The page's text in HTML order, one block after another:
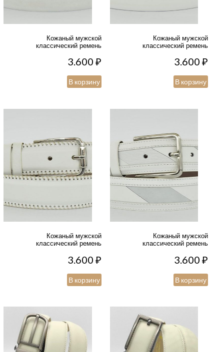
Кожаный мужской
классический ремень
3.600₽
В корзину
Кожаный мужской
классический ремень
3.600₽
В корзину
Кожаный мужской
классический ремень
3.600₽
В корзину
Кожаный мужской
классический ремень
3.600₽
В корзину